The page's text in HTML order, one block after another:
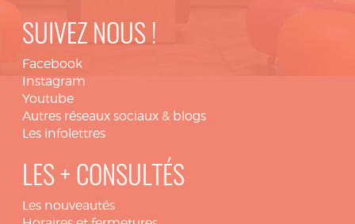
SUIVEZ NOUS !
Facebook
Instagram
Youtube
Autres réseaux sociaux & blogs
Les infolettres
LES + CONSULTÉS
Les nouveautés